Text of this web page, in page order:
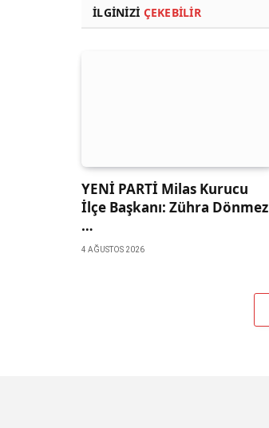
İLGINIZI ÇEKEBILIR
YENİ PARTİ Milas Kurucu
İlçe Başkanı: Zühra Dönmez
…
4 AĞUSTOS 2026